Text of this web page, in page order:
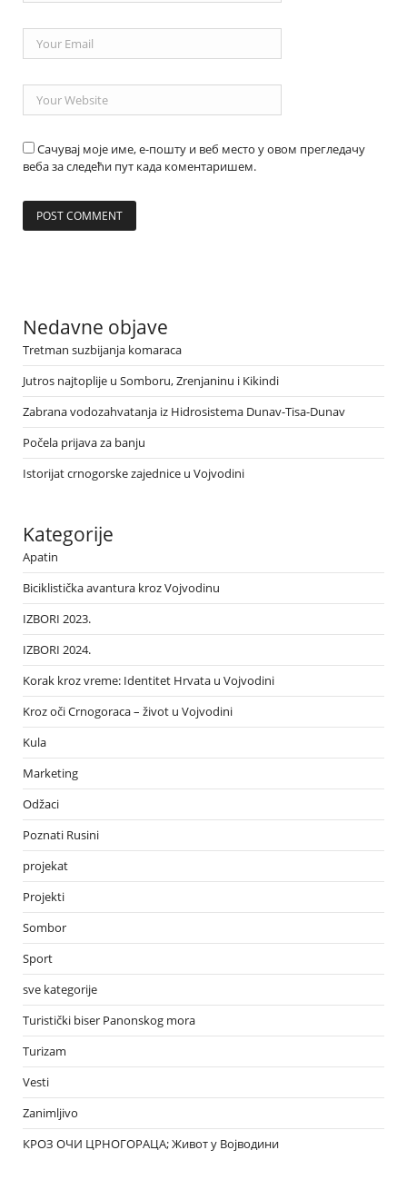
Сачувај моје име, е-пошту и веб место у овом прегледачу
веба за следећи пут када коментаришем.
Nedavne objave
Tretman suzbijanja komaraca
Jutros najtoplije u Somboru, Zrenjaninu i Kikindi
Zabrana vodozahvatanja iz Hidrosistema Dunav-Tisa-Dunav
Počela prijava za banju
Istorijat crnogorske zajednice u Vojvodini
Kategorije
Apatin
Biciklistička avantura kroz Vojvodinu
IZBORI 2023.
IZBORI 2024.
Korak kroz vreme: Identitet Hrvata u Vojvodini
Kroz oči Crnogoraca – život u Vojvodini
Kula
Marketing
Odžaci
Poznati Rusini
projekat
Projekti
Sombor
Sport
sve kategorije
Turistički biser Panonskog mora
Turizam
Vesti
Zanimljivo
КРОЗ ОЧИ ЦРНОГОРАЦА; Живот у Војводини